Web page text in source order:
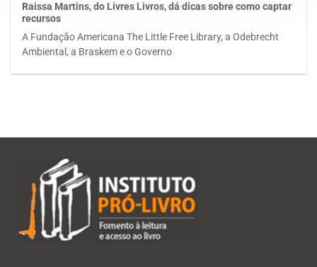
Raissa Martins, do Livres Livros, dá dicas sobre como captar
recursos
A Fundação Americana The Little Free Library, a Odebrecht
Ambiental, a Braskem e o Governo